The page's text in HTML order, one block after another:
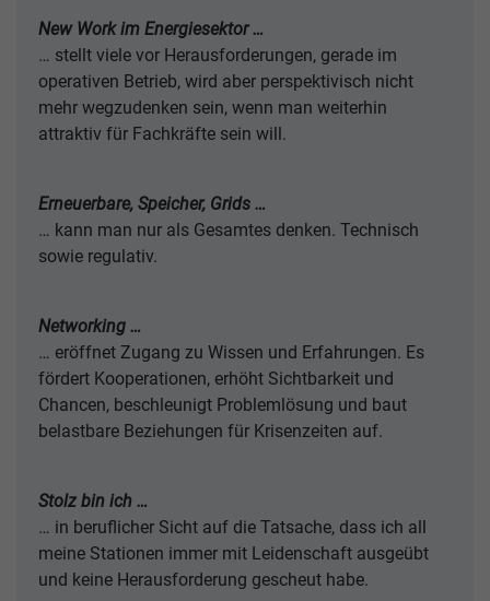
New Work im Energiesektor …
… stellt viele vor Herausforderungen, gerade im
operativen Betrieb, wird aber perspektivisch nicht
mehr wegzudenken sein, wenn man weiterhin
attraktiv für Fachkräfte sein will.
Erneuerbare, Speicher, Grids …
… kann man nur als Gesamtes denken. Technisch
sowie regulativ.
Networking …
… eröffnet Zugang zu Wissen und Erfahrungen. Es
fördert Kooperationen, erhöht Sichtbarkeit und
Chancen, beschleunigt Problemlösung und baut
belastbare Beziehungen für Krisenzeiten auf.
Stolz bin ich …
… in beruflicher Sicht auf die Tatsache, dass ich all
meine Stationen immer mit Leidenschaft ausgeübt
und keine Herausforderung gescheut habe.